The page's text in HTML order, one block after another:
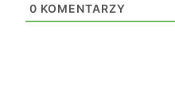
0 KOMENTARZY